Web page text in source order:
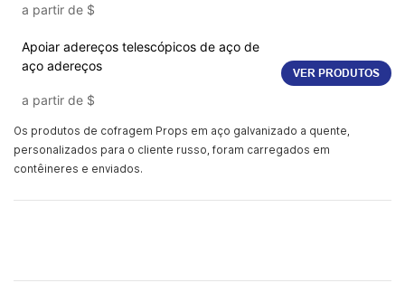
eficiente.
a partir de $
Apoiar adereços telescópicos de aço de
aço adereços
a partir de $
VER PRODUTOS
Os produtos de cofragem Props em aço galvanizado a quente,
personalizados para o cliente russo, foram carregados em
contêineres e enviados.